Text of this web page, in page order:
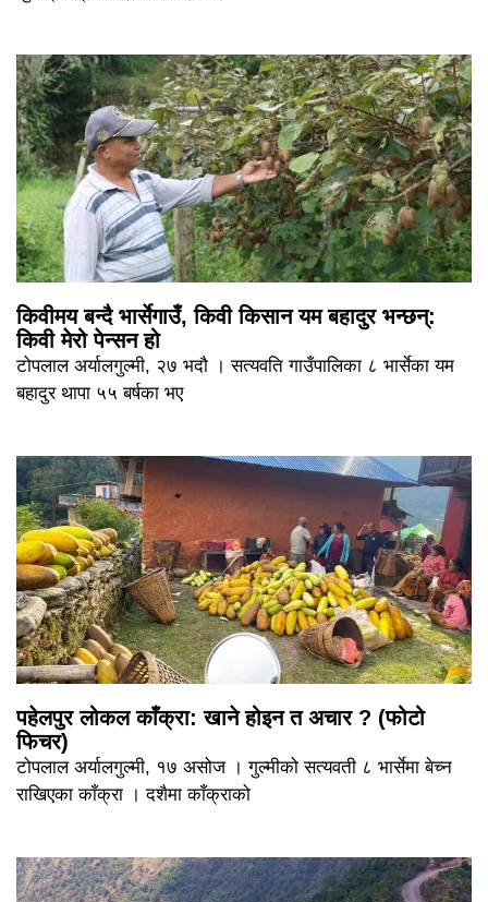
किवीमय बन्दै भार्सेगाउँ, किवी किसान यम बहादुर भन्छन्:
किवी मेरो पेन्सन हो
टोपलाल अर्यालगुल्मी, २७ भदौ । सत्यवति गाउँपालिका ८ भार्सेका यम
बहादुर थापा ५५ बर्षका भए
पहेलपुर लोकल काँक्रा: खाने होइन त अचार ? (फोटो
फिचर)
टोपलाल अर्यालगुल्मी, १७ असोज । गुल्मीको सत्यवती ८ भार्सेमा बेच्न
राखिएका काँक्रा । दशैमा काँक्राको